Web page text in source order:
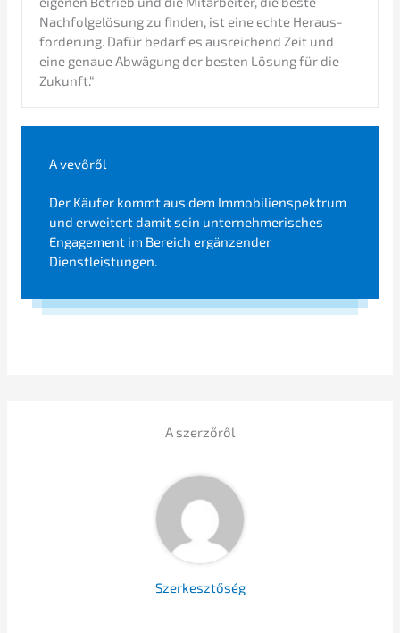
Nachfol­ge­lö­sung zu finden, ist eine echte Heraus­
for­de­rung. Dafür bedarf es ausrei­chend Zeit und
eine genaue Abwägung der besten Lösung für die
Zukunft.“
A vevőről
Der Käufer kommt aus dem Immobi­li­en­spek­trum
und erwei­tert damit sein unter­neh­me­ri­sches
Engage­ment im Bereich ergän­zen­der
Dienstleistungen.
A szerzőről
Szerkesz­tő­ség